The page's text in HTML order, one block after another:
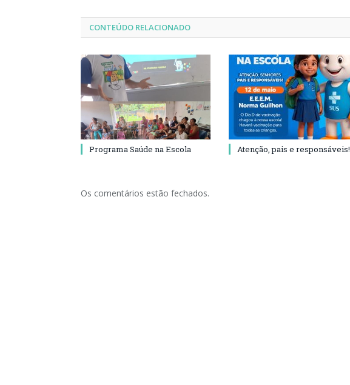
CONTEÚDO RELACIONADO
Programa Saúde na Escola Atenção, pais e responsáveis!
Os comentários estão fechados.